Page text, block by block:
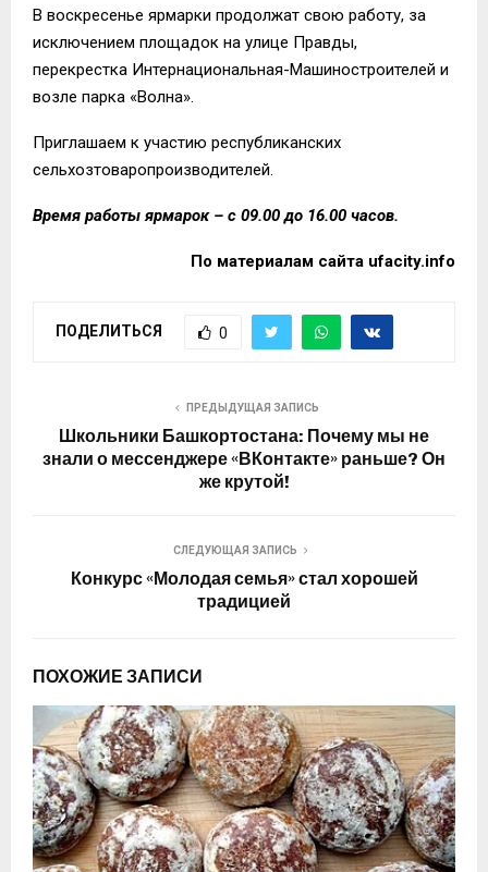
В воскресенье ярмарки продолжат свою работу, за
исключением площадок на улице Правды,
перекрестка Интернациональная-Машиностроителей и
возле парка «Волна».
Приглашаем к участию республиканских
сельхозтоваропроизводителей.
Время работы ярмарок – с 09.00 до 16.00 часов.
По материалам сайта ufacity.info
ПОДЕЛИТЬСЯ 0
ПРЕДЫДУЩАЯ ЗАПИСЬ
Школьники Башкортостана: Почему мы не
знали о мессенджере «ВКонтакте» раньше? Он
же крутой!
СЛЕДУЮЩАЯ ЗАПИСЬ
Конкурс «Молодая семья» стал хорошей
традицией
ПОХОЖИЕ ЗАПИСИ